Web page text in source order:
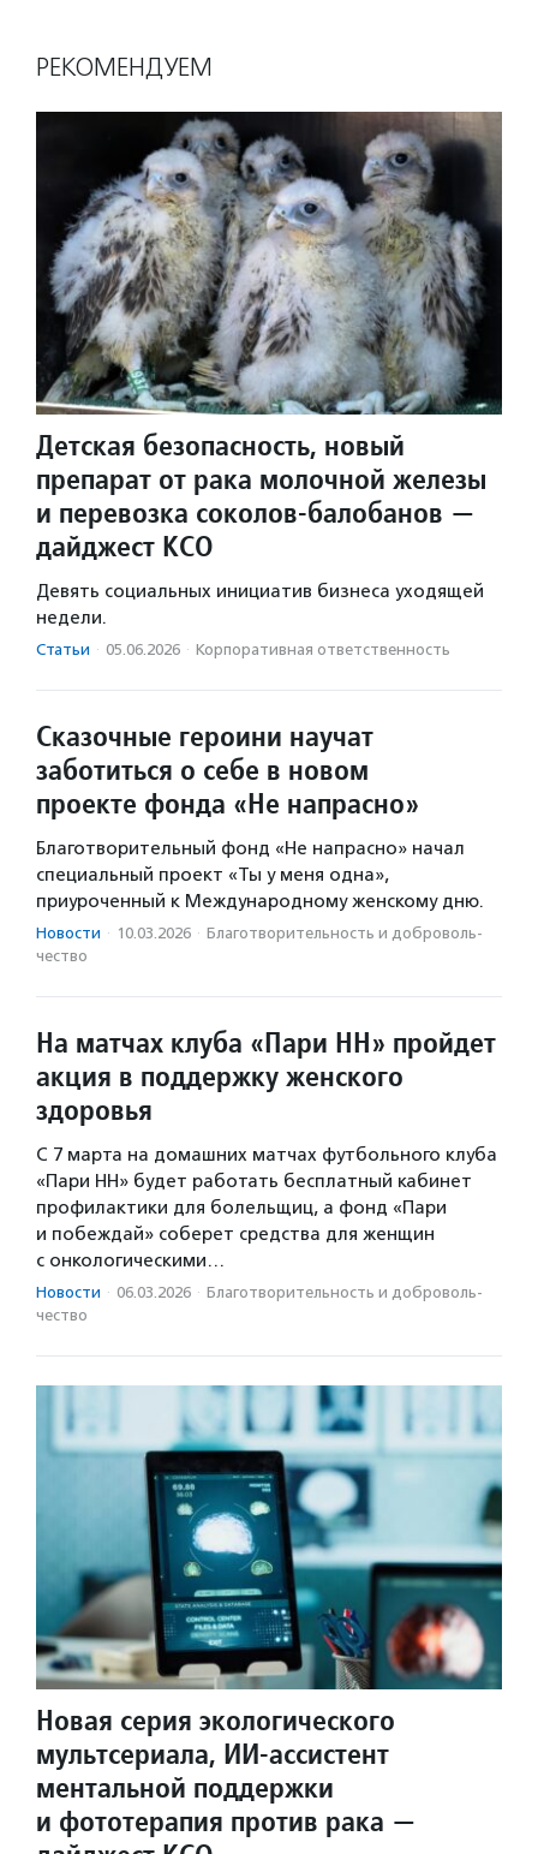
РЕКОМЕНДУЕМ
Детская безопасность, новый
препарат от рака молочной железы
и перевозка соколов-балобанов —
дайджест КСО
Девять социальных инициатив бизнеса уходящей
недели.
Статьи · 05.06.2026 · Корпоративная ответственность
Сказочные героини научат
заботиться о себе в новом
проекте фонда «Не напрасно»
Благотворительный фонд «Не напрасно» начал
специальный проект «Ты у меня одна»,
приуроченный к Международному женскому дню.
Новости · 10.03.2026 · Благотвори­тель­ность и доброволь­
чест­во
На матчах клуба «Пари НН» пройдет
акция в поддержку женского
здоровья
С 7 марта на домашних матчах футбольного клуба
«Пари НН» будет работать бесплатный кабинет
профилактики для болельщиц, а фонд «Пари
и побеждай» соберет средства для женщин
с онкологическими…
Новости · 06.03.2026 · Благотвори­тель­ность и доброволь­
чест­во
Новая серия экологического
мультсериала, ИИ-ассистент
ментальной поддержки
и фототерапия против рака —